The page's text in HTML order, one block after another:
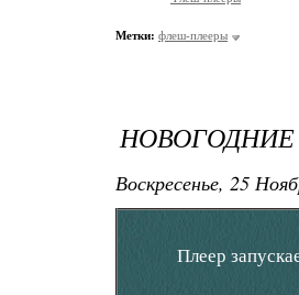
Метки: флеш-плееры
Воскресенье, 25
Плеер